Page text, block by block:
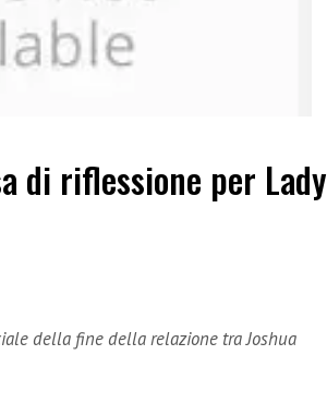
di riflessione per Lady
della fine della relazione tra Joshua